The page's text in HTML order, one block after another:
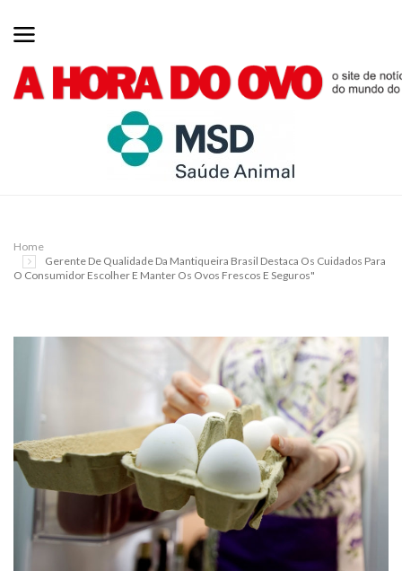
Home
Gerente De Qualidade Da Mantiqueira Brasil Destaca Os Cuidados Para
O Consumidor Escolher E Manter Os Ovos Frescos E Seguros"